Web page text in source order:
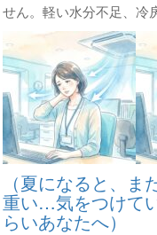
せん。軽い水分不足、冷
（夏になると、ま
重い…気をつけて
らいあなたへ）